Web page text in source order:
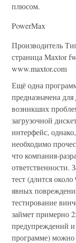
плюсом.
PowerMax
Производитель
страница Maxtor
www.maxtor.com
Ещё одна
предназначена
возникших
загрузочной
интерфейс,
необходимо
что компания-
ответственности.
тест (длится
явных
тестирование
займет примерно
предупреждений и
программе) можно